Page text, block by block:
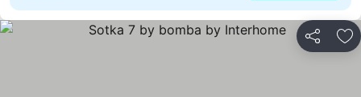
Partilhar